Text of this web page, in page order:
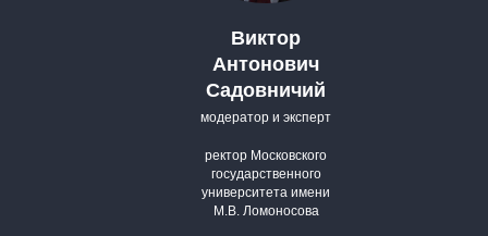
Виктор
Антонович
Садовничий
модератор и эксперт
ректор Московского
государственного
университета имени
М.В. Ломоносова